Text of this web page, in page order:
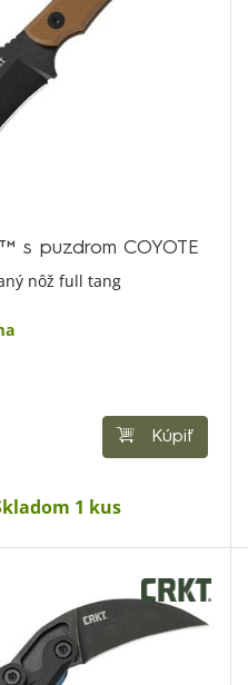
s puzdrom COYOTE
nôž full tang
Kúpiť
1 kus